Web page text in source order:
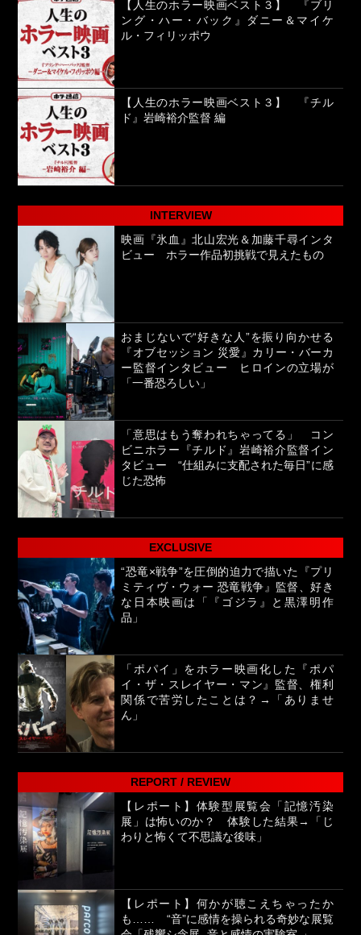
【人生のホラー映画ベスト３】 『ブリ
ング・ハー・バック』ダニー＆マイケ
ル・フィリッポウ
【人生のホラー映画ベスト３】 『チル
ド』岩崎裕介監督 編
INTERVIEW
映画『氷血』北山宏光＆加藤千尋インタ
ビュー ホラー作品初挑戦で見えたもの
おまじないで“好きな人”を振り向かせる
『オブセッション 災愛』カリー・バーカ
ー監督インタビュー ヒロインの立場が
「一番恐ろしい」
「意思はもう奪われちゃってる」 コン
ビニホラー『チルド』岩崎裕介監督イン
タビュー “仕組みに支配された毎日”に感
じた恐怖
EXCLUSIVE
“恐竜×戦争”を圧倒的迫力で描いた『プリ
ミティヴ・ウォー 恐竜戦争』監督、好き
な日本映画は「『ゴジラ』と黒澤明作
品」
「ポパイ」をホラー映画化した『ポパ
イ・ザ・スレイヤー・マン』監督、権利
関係で苦労したことは？→「ありませ
ん」
REPORT / REVIEW
【レポート】体験型展覧会「記憶汚染
展」は怖いのか？ 体験した結果→「じ
わりと怖くて不思議な後味」
【レポート】何かが聴こえちゃったか
も…… “音”に感情を操られる奇妙な展覧